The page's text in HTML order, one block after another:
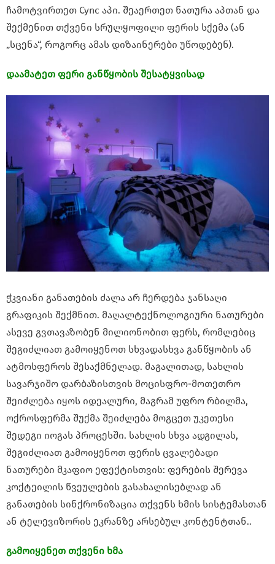
ჩამოტვირთეთ Cync აპი. შეაერთეთ ნათურა აპთან და
შექმენით თქვენი სრულყოფილი ფერის სქემა (ან
„სცენა“, როგორც ამას დიზაინერები უწოდებენ).
დაამატეთ ფერი განწყობის შესატყვისად
ჭკვიანი განათების ძალა არ ჩერდება ჯანსაღი
გრაფიკის შექმნით. მაღალტექნოლოგიური ნათურები
ასევე გვთავაზობენ მილიონობით ფერს, რომლებიც
შეგიძლიათ გამოიყენოთ სხვადასხვა განწყობის ან
ატმოსფეროს შესაქმნელად. მაგალითად, სახლის
სავარჯიშო დარბაზისთვის მოცისფრო-მოთეთრო
შეიძლება იყოს იდეალური, მაგრამ უფრო რბილმა,
ოქროსფერმა შუქმა შეიძლება მოგცეთ უკეთესი
შედეგი იოგას პროცესში. სახლის სხვა ადგილას,
შეგიძლიათ გამოიყენოთ ფერის ცვალებადი
ნათურები მკაფიო ეფექტისთვის: ფერების შერევა
კოქტეილის წვეულების გასახალისებლად ან
განათების სინქრონიზაცია თქვენს ხმის სისტემასთან
ან ტელევიზორის ეკრანზე არსებულ კონტენტთან..
გამოიყენეთ თქვენი ხმა